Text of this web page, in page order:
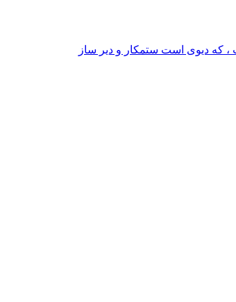
، که دیوی است ستمکار و دیر ساز